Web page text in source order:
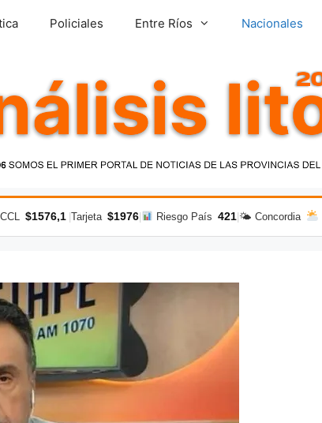
Policiales Entre Ríos Nacionales
CCL $1576,1 Tarjeta $1976| Riesgo País 421| 🌤 Concordia